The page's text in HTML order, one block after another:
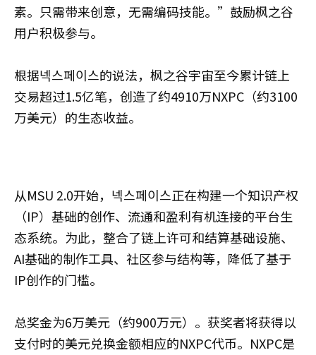
素。只需带来创意，无需编码技能。”鼓励枫之谷
用户积极参与。
根据넥스페이스的说法，枫之谷宇宙至今累计链上
交易超过1.5亿笔，创造了约4910万NXPC（约3100
万美元）的生态收益。
从MSU 2.0开始，넥스페이스正在构建一个知识产权
（IP）基础的创作、流通和盈利有机连接的平台生
态系统。为此，整合了链上许可和结算基础设施、
AI基础的制作工具、社区参与结构等，降低了基于
IP创作的门槛。
总奖金为6万美元（约900万元）。获奖者将获得以
支付时的美元兑换金额相应的NXPC代币。NXPC是